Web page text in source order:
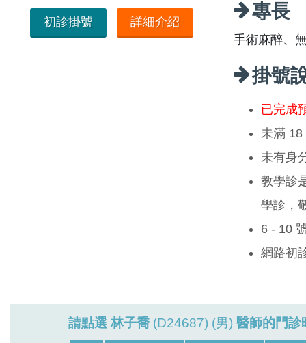
初診掛號 詳細介紹 專長
手術麻醉、
掛號
已完成
未滿 18
未有身
教學診
學診，
6 - 10
網路初